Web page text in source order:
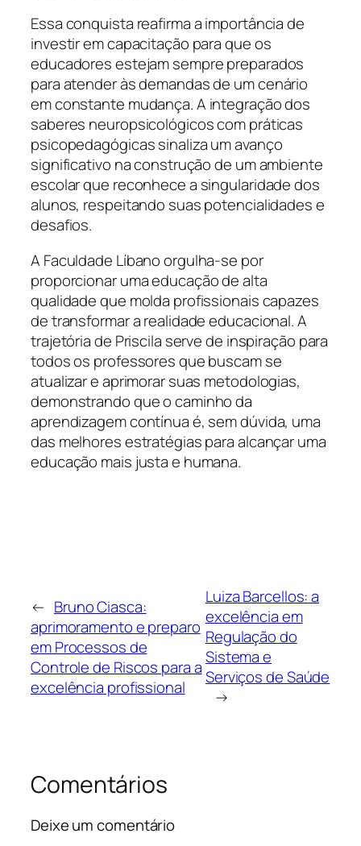
Essa conquista reafirma a importância de
investir em capacitação para que os
educadores estejam sempre preparados
para atender às demandas de um cenário
em constante mudança. A integração dos
saberes neuropsicológicos com práticas
psicopedagógicas sinaliza um avanço
significativo na construção de um ambiente
escolar que reconhece a singularidade dos
alunos, respeitando suas potencialidades e
desafios.
A Faculdade Líbano orgulha-se por
proporcionar uma educação de alta
qualidade que molda profissionais capazes
de transformar a realidade educacional. A
trajetória de Priscila serve de inspiração para
todos os professores que buscam se
atualizar e aprimorar suas metodologias,
demonstrando que o caminho da
aprendizagem contínua é, sem dúvida, uma
das melhores estratégias para alcançar uma
educação mais justa e humana.
← Bruno Ciasca:
aprimoramento e preparo
em Processos de
Controle de Riscos para a
excelência profissional
Luiza Barcellos: a
excelência em
Regulação do
Sistema e
Serviços de Saúde
→
Comentários
Deixe um comentário